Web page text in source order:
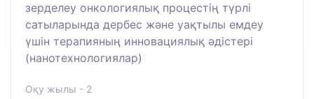
зерделеу онкологиялық процестің түрлі
сатыларында дербес және уақтылы емдеу
үшін терапияның инновациялық әдістері
(нанотехнологиялар)
Оқу жылы - 2